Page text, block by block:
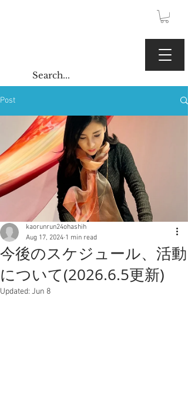
Post
今後のスケジュール、活動
について(2026.6.5更新)
kaorunrun24ohashih
Aug 17, 2024 1 min read
Updated: Jun 8